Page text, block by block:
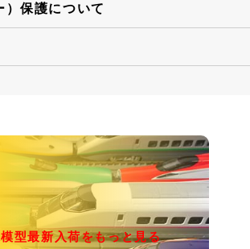
）保護について
型最新入荷をもっと見る